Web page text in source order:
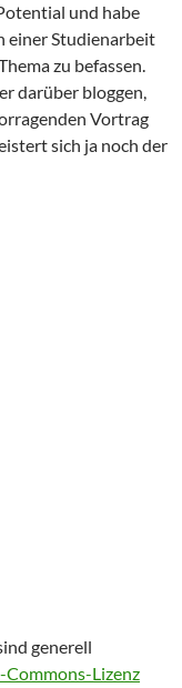
und habe
einer Studienarbeit
zu befassen.
darüber bloggen,
Vortrag
sich ja noch der
generell
Commons-Lizenz